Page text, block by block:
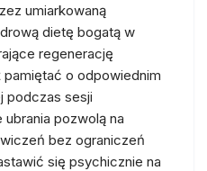
umiarkowaną
dietę bogatą w
regenerację
o odpowiednim
podczas sesji
pozwolą na
bez ograniczeń
się psychicznie na